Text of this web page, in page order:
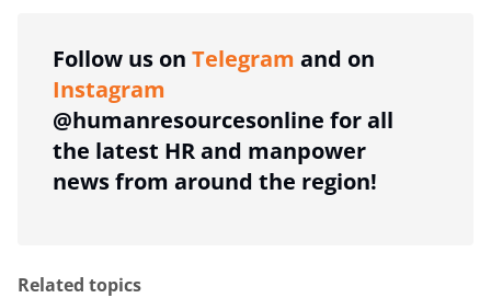
Follow us on Telegram and on
Instagram
@humanresourcesonline for all
the latest HR and manpower
news from around the region!
Related topics